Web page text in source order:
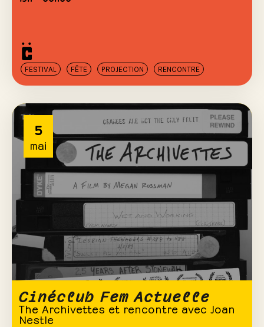
FESTIVAL FÊTE PROJECTION RENCONTRE
5
mai
Cinéclub Fem Actuelle
The Archivettes et rencontre avec Joan
Nestle